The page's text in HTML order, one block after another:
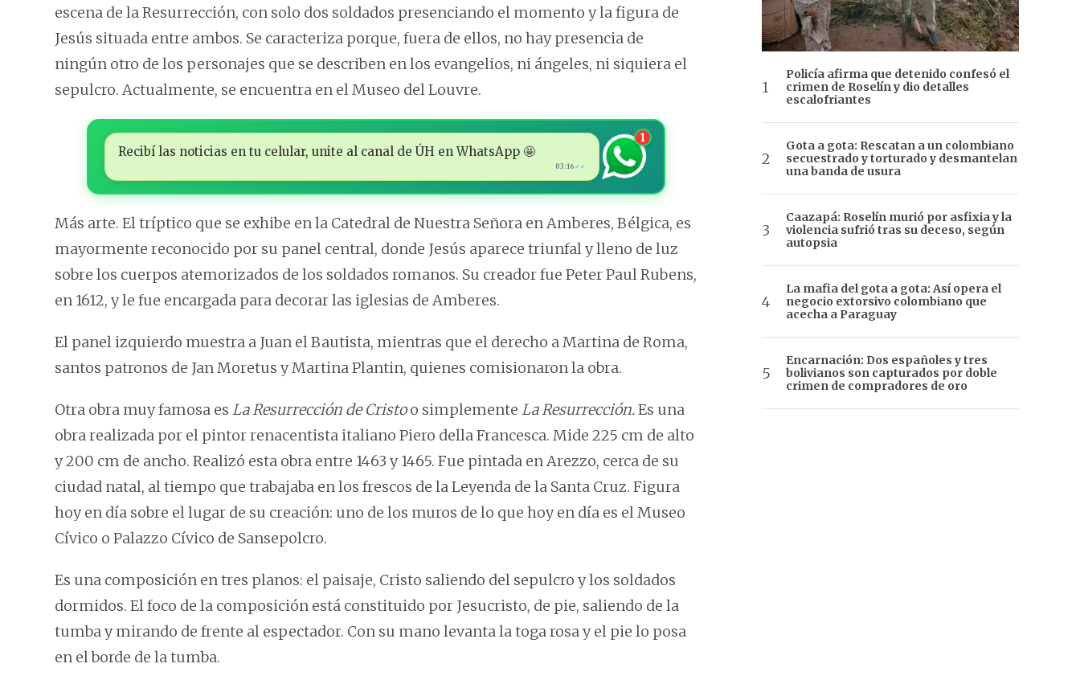
escena de la Resurrección, con solo dos soldados presenciando el momento y la figura de
Jesús situada entre ambos. Se caracteriza porque, fuera de ellos, no hay presencia de
ningún otro de los personajes que se describen en los evangelios, ni ángeles, ni siquiera el
sepulcro. Actualmente, se encuentra en el Museo del Louvre.
Recibí las noticias en tu celular, unite al canal de ÚH en WhatsApp 🤩
03:16 ✓✓
1
Más arte. El tríptico que se exhibe en la Catedral de Nuestra Señora en Amberes, Bélgica, es
mayormente reconocido por su panel central, donde Jesús aparece triunfal y lleno de luz
sobre los cuerpos atemorizados de los soldados romanos. Su creador fue Peter Paul Rubens,
en 1612, y le fue encargada para decorar las iglesias de Amberes.
El panel izquierdo muestra a Juan el Bautista, mientras que el derecho a Martina de Roma,
santos patronos de Jan Moretus y Martina Plantin, quienes comisionaron la obra.
Otra obra muy famosa es La Resurrección de Cristoo simplemente La Resurrección.Es una
obra realizada por el pintor renacentista italiano Piero della Francesca. Mide 225 cm de alto
y 200 cm de ancho. Realizó esta obra entre 1463 y 1465. Fue pintada en Arezzo, cerca de su
ciudad natal, al tiempo que trabajaba en los frescos de la Leyenda de la Santa Cruz. Figura
hoy en día sobre el lugar de su creación: uno de los muros de lo que hoy en día es el Museo
Cívico o Palazzo Cívico de Sansepolcro.
Es una composición en tres planos: el paisaje, Cristo saliendo del sepulcro y los soldados
dormidos. El foco de la composición está constituido por Jesucristo, de pie, saliendo de la
tumba y mirando de frente al espectador. Con su mano levanta la toga rosa y el pie lo posa
en el borde de la tumba.
Policía afirma que detenido confesó el
crimen de Roselín y dio detalles
escalofriantes
Gota a gota: Rescatan a un colombiano
secuestrado y torturado y desmantelan
una banda de usura
Caazapá: Roselín murió por asfixia y la
violencia sufrió tras su deceso, según
autopsia
La mafia del gota a gota: Así opera el
negocio extorsivo colombiano que
acecha a Paraguay
Encarnación: Dos españoles y tres
bolivianos son capturados por doble
crimen de compradores de oro